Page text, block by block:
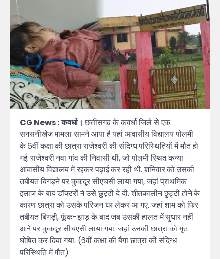
CG News :कवर्धा। छत्तीसगढ़ के कवर्धा जिले से एक
सनसनीखेज मामला सामने आया है यहां आवासीय विद्यालय पोलमी
के 6वीं कक्षा की छात्रा राजेश्वरी की संदिग्ध परिस्थितियों में मौत हो
गई. राजेश्वरी नवा गांव की निवासी थी, जो पोलमी स्थित कन्या
आवासीय विद्यालय में रहकर पढ़ाई कर रही थी. शनिवार को उसकी
तबीयत बिगड़ने पर कुकदूर सीएचसी लाया गया, जहां प्राथमिक
इलाज के बाद डॉक्टरों ने उसे छुट्टी दे दी. शीतकालीन छुट्टी होने के
कारण छात्रा को उसके परिजन घर लेकर आ गए. जहां शाम को फिर
तबीयत बिगड़ी, फूंक-झाड़ के बाद जब उसकी हालत में सुधार नहीं
आने पर कुकदूर सीचएसी लाया गया. जहां उसकी छात्रा को मृत
घोषित कर दिया गया. (6वीं कक्षा की बैगा छात्रा की संदिग्ध
परिस्थिति में मौत)